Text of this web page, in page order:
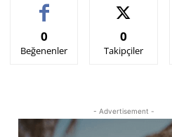
0
Beğenenler
0
Takipçiler
- Advertisement -